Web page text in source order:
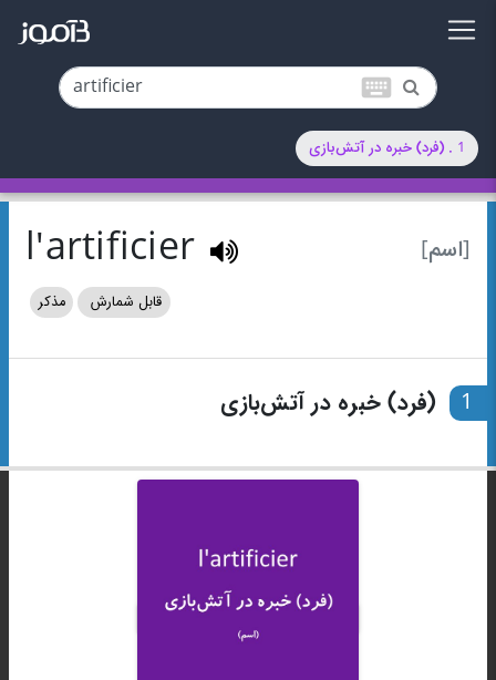
keyboard
1 . (فرد) خبره در آتش‌بازی
[اسم] l'artificier
قابل شمارش مذکر
1 (فرد) خبره در آتش‌بازی